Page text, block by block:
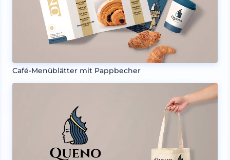
Café-Menüblätter mit Pappbecher